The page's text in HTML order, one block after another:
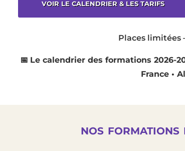
VOIR LE CALENDRIER & LES TARIFS
Places limitées
📅 Le calendrier des formations 2026-
France •
nos formations